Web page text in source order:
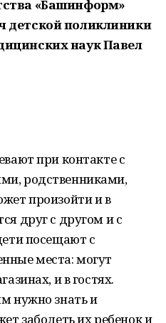
«Башинформ»
детской поликлиники
наук Павел
при контакте с
родственниками,
произойти и в
друг с другом и с
посещают с
места: могут
и в гостях.
нужно знать и
заболеть их ребенок и